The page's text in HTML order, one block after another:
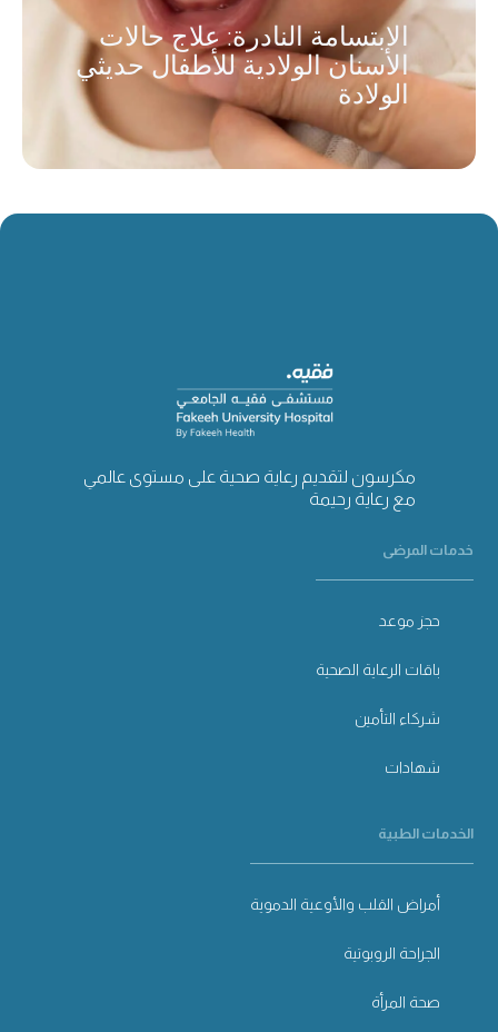
الابتسامة النادرة: علاج حالات
الأسنان الولادية للأطفال حديثي
الولادة
مكرسون لتقديم رعاية صحية على مستوى عالمي
مع رعاية رحيمة
خدمات المرضى
حجز موعد
باقات الرعاية الصحية
شركاء التأمين
شهادات
الخدمات الطبية
أمراض القلب والأوعية الدموية
الجراحة الروبوتية
صحة المرأة